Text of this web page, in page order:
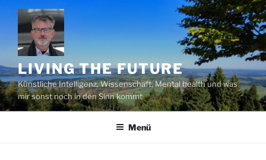
Zum
Inhalt
springen
LIVING THE FUTURE
Künstliche Intelligenz, Wissenschaft, Mental health und was
mir sonst noch in den Sinn kommt
Menü